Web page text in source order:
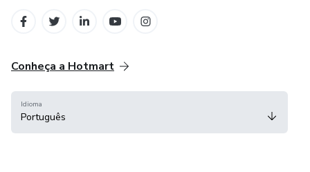
Conheça a Hotmart
Idioma
Português